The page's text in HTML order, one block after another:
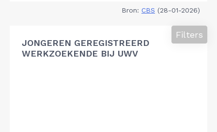
Bron: CBS (28-01-2026)
JONGEREN GEREGISTREERD
WERKZOEKENDE BIJ UWV
Filters